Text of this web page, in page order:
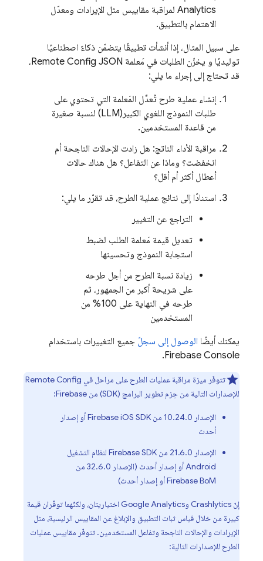
Analytics لمراقبة مقاييس مثل الإيرادات ومعدّل
الاهتمام بالتطبيق.
على سبيل المثال، إذا أنشأت تطبيقًا يتضمّن ذكاءً اصطناعيًا
توليديًا و يخزّن الطلبات في مَعلمة
Remote ConfigJSON،
قد تحتاج إلى إجراء ما يلي:
إنشاء عملية طرح تُعدِّل المَعلمة التي تحتوي على
طلبات النموذج اللغوي الكبير(LLM) لنسبة صغيرة
من قاعدة المستخدمين.
مراقبة الأداء الناتج: هل زادت الإحالات الناجحة أم
انخفضت؟ وماذا عن التفاعل؟ هل هناك حالات
أعطال أكثر أم أقل؟
استنادًا إلى نتائج عملية الطرح، قد تقرّر ما يلي:
التراجع عن التغيير
تعديل قيمة مَعلمة الطلب لضبط
استجابة النموذج وتحسينها
زيادة نسبة الطرح من أجل طرحه
على شريحة أكبر من الجمهور، ثم
طرحه في النهاية على 100% من
المستخدمين
يمكنك أيضًا الوصول إلى سجلّ جميع التغييرات باستخدام
Firebase Console.
تتوفّر ميزة مراقبة عمليات الطرح على مراحل في Remote Config
للإصدارات التالية من حِزم تطوير البرامج (SDK) من Firebase:
الإصدار 10.24.0 من Firebase iOS SDK أو إصدار
أحدث
الإصدار 21.6.0 من Firebase SDK لنظام التشغيل
Android أو إصدار أحدث (الإصدار 32.6.0 من
Firebase BoM أو إصدار أحدث)
إنّ Crashlytics وGoogle Analytics اختياريتان، ولكنّهما توفّران قيمة
كبيرة من خلال قياس ثبات التطبيق والإبلاغ عن المقاييس الرئيسية، مثل
الإيرادات والإحالات الناجحة وتفاعل المستخدمين. تتوفّر مقاييس عمليات
الطرح للإصدارات التالية: